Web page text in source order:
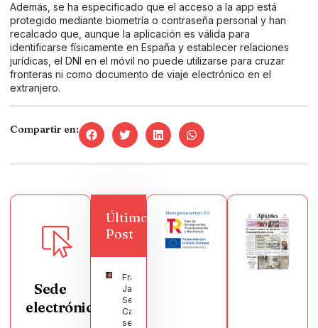
Además, se ha especificado que el acceso a la app está
protegido mediante biometría o contraseña personal y han
recalcado que, aunque la aplicación es válida para
identificarse físicamente en España y establecer relaciones
jurídicas, el DNI en el móvil no puede utilizarse para cruzar
fronteras ni como documento de viaje electrónico en el
extranjero.
Compartir en:
Sede
electrónica
Últimos
Post
Francisco
Javier
Segura
Castellanos
será el